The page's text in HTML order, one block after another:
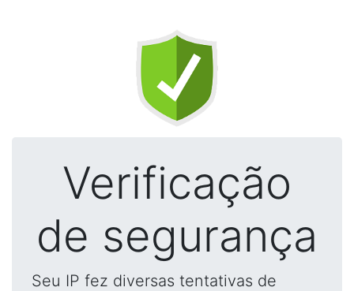
Verificação
de segurança
Seu IP fez diversas tentativas de